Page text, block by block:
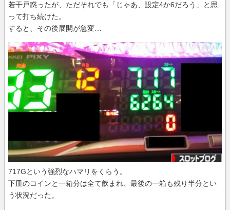
若干戸惑ったが、ただそれでも「じゃあ、設定4か6だろう」と思
って打ち続けた。
すると、その後展開が急変…
717Gという強烈なハマリをくらう。
下皿のコインと一箱分は全て飲まれ、最後の一箱も残り半分とい
う状況だった。